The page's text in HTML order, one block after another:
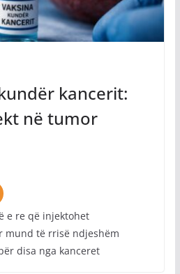
kancerit:
në tumor
e re që injektohet
të rrisë ndjeshëm
disa nga kanceret